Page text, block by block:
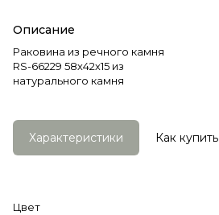
Описание
Раковина из речного камня
RS-66229 58х42х15 из
натурального камня
Характеристики Как купить
Цвет